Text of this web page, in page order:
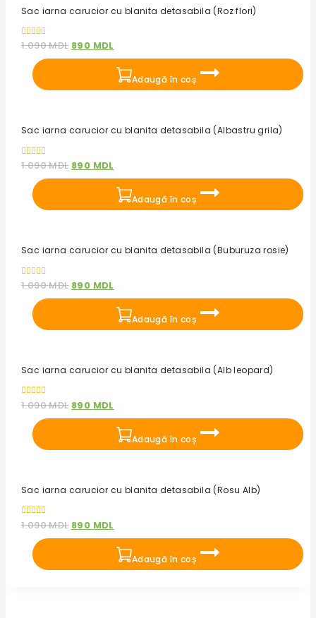
Sac iarna carucior cu blanita detasabila (Roz flori)
0
1.090MDL 890 MDL
Adaugă în coș
Sac iarna carucior cu blanita detasabila (Albastru grila)
0
out
1.090MDL 890 MDL
Adaugă în coș
Sac iarna carucior cu blanita detasabila (Buburuza rosie)
0
out
1.090MDL 890 MDL
Adaugă în coș
Sac iarna carucior cu blanita detasabila (Alb leopard)
0
out
1.090MDL 890 MDL
Adaugă în coș
Sac iarna carucior cu blanita detasabila (Rosu Alb)
0
out
1.090MDL 890 MDL
Adaugă în coș